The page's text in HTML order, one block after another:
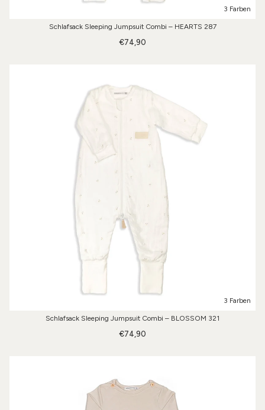
3 Farben
Schlafsack Sleeping Jumpsuit Combi – HEARTS 287
€74,90
3 Farben
Schlafsack Sleeping Jumpsuit Combi – BLOSSOM 321
€74,90